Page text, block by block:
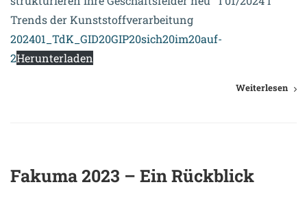
Trends der Kunststoffverarbeitung
202401_TdK_GID20GIP20sich20im20auf-
2Herunterladen
Weiterlesen
Fakuma 2023 – Ein Rückblick